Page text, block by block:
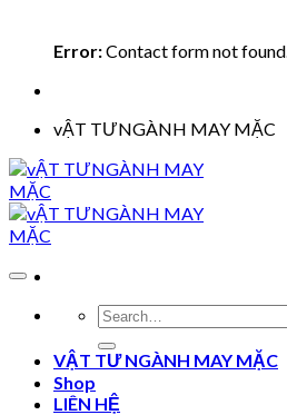
Error:Contact form not found.
vẬT TƯNGÀNH MAY MẶC
Search
for:
VẬT TƯ NGÀNH MAY MẶC
Shop
LIÊN HỆ